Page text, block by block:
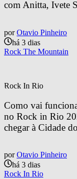
com Anitta, Ivete
por Otavio Pinheiro
há 3 dias
Rock The Mountain
Rock In Rio
Como vai
no Rock in Rio
chegar à Cidade
por Otavio Pinheiro
há 3 dias
Rock In Rio